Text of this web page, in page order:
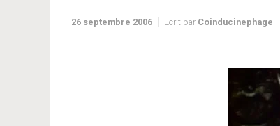
26 septembre 2006 Ecrit par Coinducinephage